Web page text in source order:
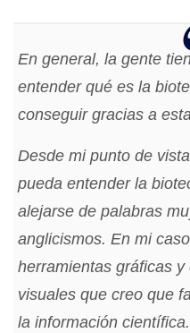
En general, la gente
entender qué es la
conseguir gracias a
Desde mi punto de
pueda entender la
alejarse de palabras
anglicismos. En mi
herramientas gráficas
visuales que creo que
la información científica.